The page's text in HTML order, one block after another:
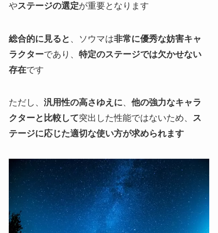
やステージの選定が重要となります
総合的に見ると 、ソウマは非常に優秀な妨害キャ
ラクターであり、 特定のステージでは欠かせない
存在です
ただし、 汎用性の高さゆえに、 他の強力なキャラ
クターと比較して突出した性能ではないため、 ス
テージに応じた適切な使い方が求められます